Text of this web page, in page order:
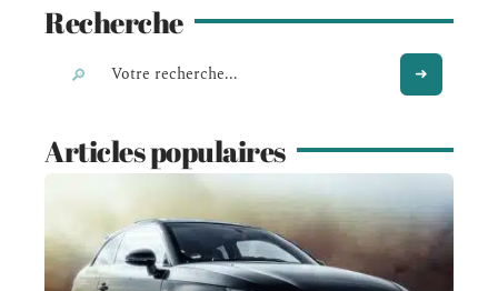
Recherche
Articles populaires